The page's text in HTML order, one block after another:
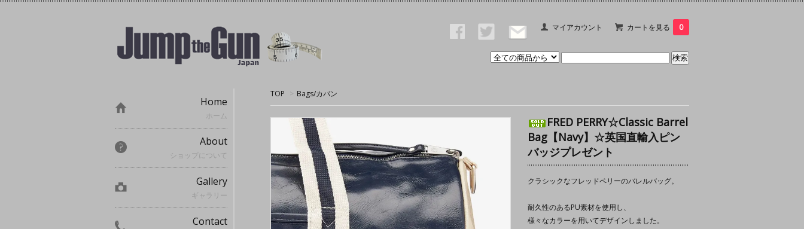
マイアカウント カートを見る 0
TOP > Bags/カバン
FRED PERRY☆Classic Barrel
Bag【Navy】☆英国直輸入ピン
バッジプレゼント
クラシックなフレッドペリーのバレルバッグ。
耐久性のあるPU素材を使用し、
様々なカラーを用いてデザインしました。
Home
ホーム
About
ショップについて
Gallery
ギャラリー
Contact